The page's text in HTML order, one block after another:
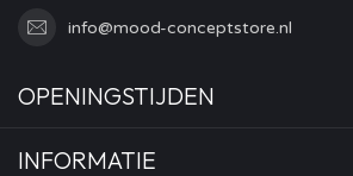
info@mood-conceptstore.nl
OPENINGSTIJDEN
INFORMATIE